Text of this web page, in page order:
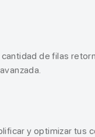
de filas
y optimizar tus